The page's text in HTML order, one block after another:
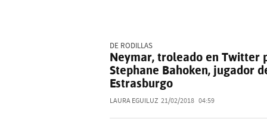
DE RODILLAS
Neymar, troleado en Twitter
Stephane Bahoken, jugador
Estrasburgo
LAURA EGUILUZ 21/02/2018 04:59